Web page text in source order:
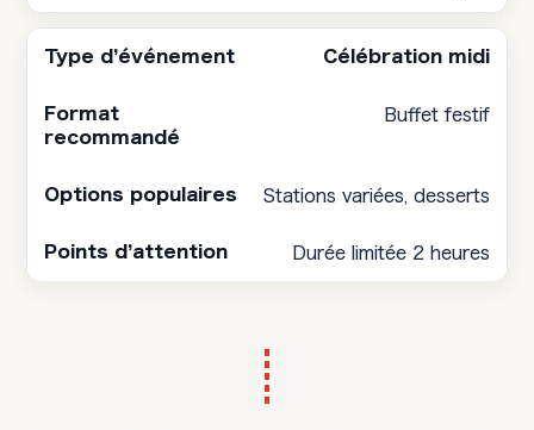
Célébration midi
Buffet festif
Stations variées, desserts
Durée limitée 2 heures